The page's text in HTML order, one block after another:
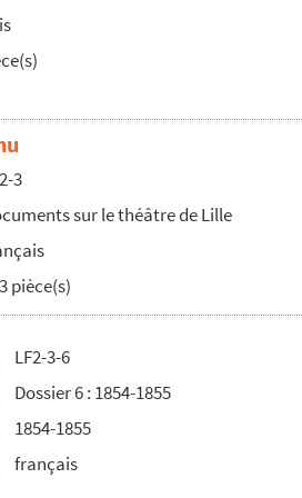
3
sur le théâtre de Lille
pièce(s)
LF2-3-6
Dossier 6 : 1854-1855
1854-1855
français